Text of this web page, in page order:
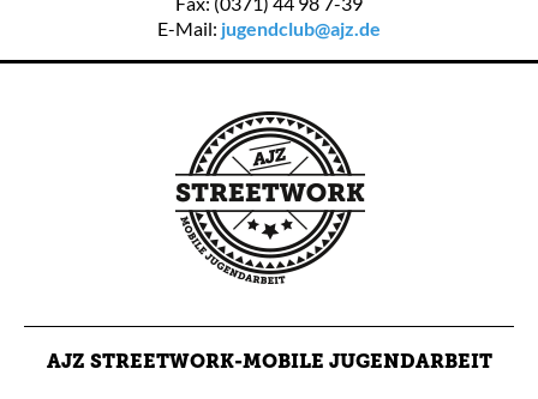
E-Mail: jugendclub@ajz.de
AJZ STREETWORK-MOBILE JUGENDARBEIT